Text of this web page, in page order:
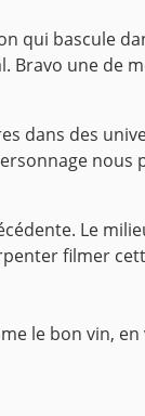
qui bascule
Bravo une de
dans des
Le
filmer
le bon vin,